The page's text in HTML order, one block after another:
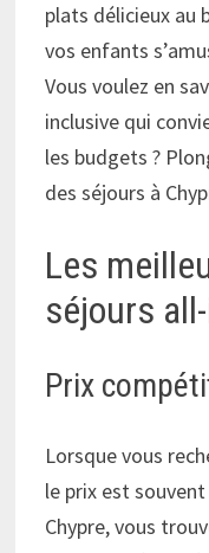
plats délicieux au
vos enfants
Vous voulez en
inclusive qui
les budgets ?
des séjours à
Les
séjours
Prix
Lorsque vous
le prix est
Chypre, vous